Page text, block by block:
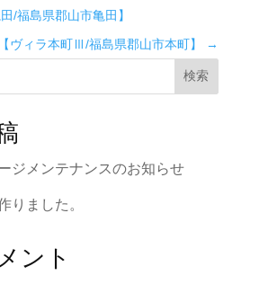
/福島県郡山市亀田】
【ヴィラ本町Ⅲ/福島県郡山市本町】
→
検索
ジメンテナンスのお知らせ
りました。
ント